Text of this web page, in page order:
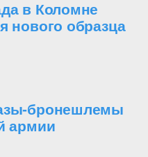
в Коломне
нового образца
бронешлемы
армии